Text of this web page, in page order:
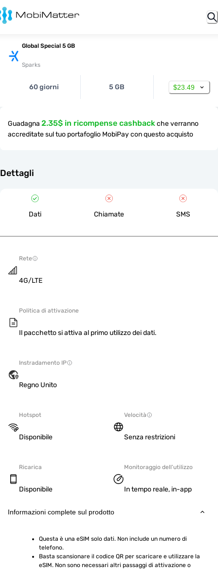
Global Special 5 GB
Sparks
60 giorni 5 GB $23.49
Guadagna 2.35$ in ricompense cashbackche verranno
accreditate sul tuo portafoglio MobiPay con questo acquisto
Dettagli
Dati Chiamate SMS
Rete
4G/LTE
Politica di attivazione
Il pacchetto si attiva al primo utilizzo dei dati.
Instradamento IP
Regno Unito
Hotspot
Disponibile
Velocità
Senza restrizioni
Ricarica
Disponibile
Monitoraggio dell'utilizzo
In tempo reale, in-app
Informazioni complete sul prodotto
Questa è una eSIM solo dati. Non include un numero di
telefono.
Basta scansionare il codice QR per scaricare e utilizzare la
eSIM. Non sono necessari altri passaggi di attivazione o